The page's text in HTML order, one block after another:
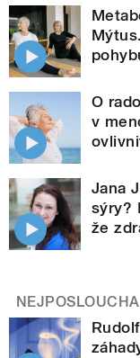
O
v
Jana
sýry?
že